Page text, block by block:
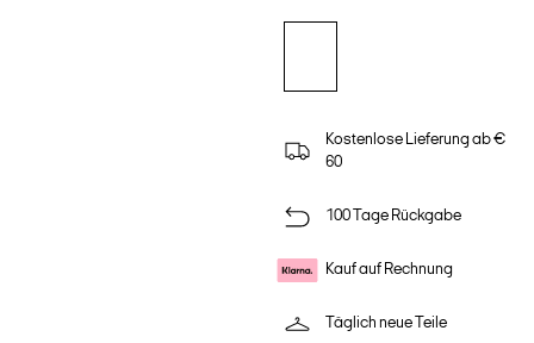
Kostenlose Lieferung ab €
60
100 Tage Rückgabe
Kauf auf Rechnung
Täglich neue Teile